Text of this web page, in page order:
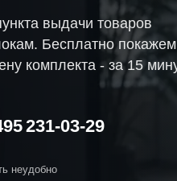
выдачи товаров
Бесплатно
комплекта - за 15
231-03-29
неудобно